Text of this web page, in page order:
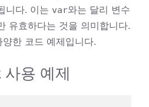
니다. 이는 var와는 달리 변수
유효하다는 것을 의미합니다.
한 코드 예제입니다.
용 예제